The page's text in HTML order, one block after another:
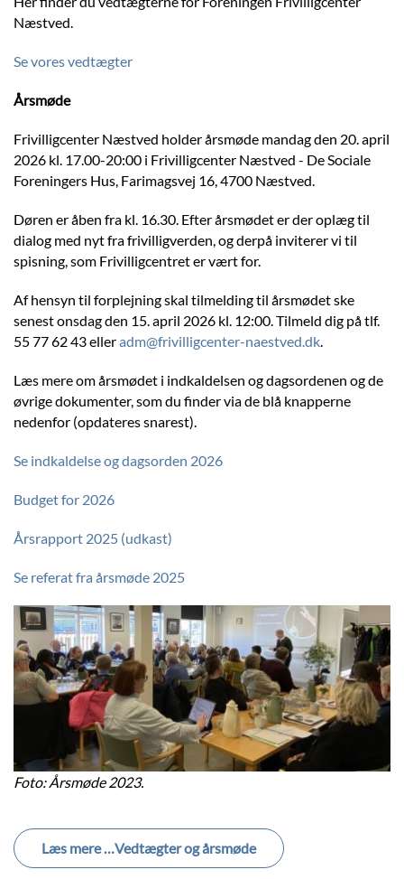
Næstved.
Se vores vedtægter
Årsmøde
Frivilligcenter Næstved holder årsmøde mandag den 20. april
2026 kl. 17.00-20:00 i Frivilligcenter Næstved - De Sociale
Foreningers Hus, Farimagsvej 16, 4700 Næstved.
Døren er åben fra kl. 16.30. Efter årsmødet er der oplæg til
dialog med nyt fra frivilligverden, og derpå inviterer vi til
spisning, som Frivilligcentret er vært for.
Af hensyn til forplejning skal tilmelding til årsmødet ske
senest onsdag den 15. april 2026 kl. 12:00. Tilmeld dig på tlf.
55 77 62 43 elleradm@frivilligcenter-naestved.dk.
Læs mere om årsmødet i indkaldelsen og dagsordenen og de
øvrige dokumenter, som du finder via de blå knapperne
nedenfor (opdateres snarest).
Se indkaldelse og dagsorden 2026
Budget for 2026
Årsrapport 2025 (udkast)
Se referat fra årsmøde 2025
Foto: Årsmøde 2023.
Læs mere …Vedtægter og årsmøde